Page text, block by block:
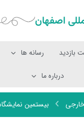
اصفهان
بازدید رسانه ها
درباره ما
بیستمین